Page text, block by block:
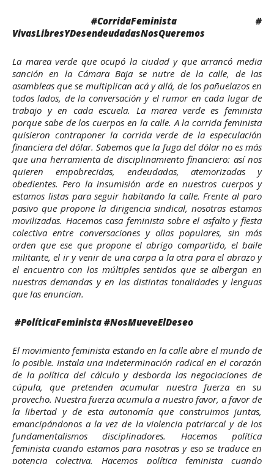
#CorridaFeminista #
VivasLibresYDesendeudadasNosQueremos
La marea verde que ocupó la ciudad y que arrancó media
sanción en la Cámara Baja se nutre de la calle, de las
asambleas que se multiplican acá y allá, de los pañuelazos en
todos lados, de la conversación y el rumor en cada lugar de
trabajo y en cada escuela. La marea verde es feminista
porque sabe de los cuerpos en la calle. A la corrida feminista
quisieron contraponer la corrida verde de la especulación
financiera del dólar. Sabemos que la fuga del dólar no es más
que una herramienta de disciplinamiento financiero: así nos
quieren empobrecidas, endeudadas, atemorizadas y
obedientes. Pero la insumisión arde en nuestros cuerpos y
estamos listas para seguir habitando la calle. Frente al paro
pasivo que propone la dirigencia sindical, nosotras estamos
movilizadas. Hacemos casa feminista sobre el asfalto y fiesta
colectiva entre conversaciones y ollas populares, sin más
orden que ese que propone el abrigo compartido, el baile
militante, el ir y venir de una carpa a la otra para el abrazo y
el encuentro con los múltiples sentidos que se albergan en
nuestras demandas y en las distintas tonalidades y lenguas
que las enuncian.
#PolíticaFeminista #NosMueveElDeseo
El movimiento feminista estando en la calle abre el mundo de
lo posible. Instala una indeterminación radical en el corazón
de la política del cálculo y desborda las negociaciones de
cúpula, que pretenden acumular nuestra fuerza en su
provecho. Nuestra fuerza acumula a nuestro favor, a favor de
la libertad y de esta autonomía que construimos juntas,
emancipándonos a la vez de la violencia patriarcal y de los
fundamentalismos disciplinadores. Hacemos política
feminista cuando estamos para nosotras y eso se traduce en
potencia colectiva. Hacemos política feminista cuando